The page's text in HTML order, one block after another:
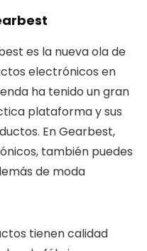
es la nueva ola de
electrónicos en
ha tenido un gran
plataforma y sus
En Gearbest,
también puedes
de moda
tienen calidad